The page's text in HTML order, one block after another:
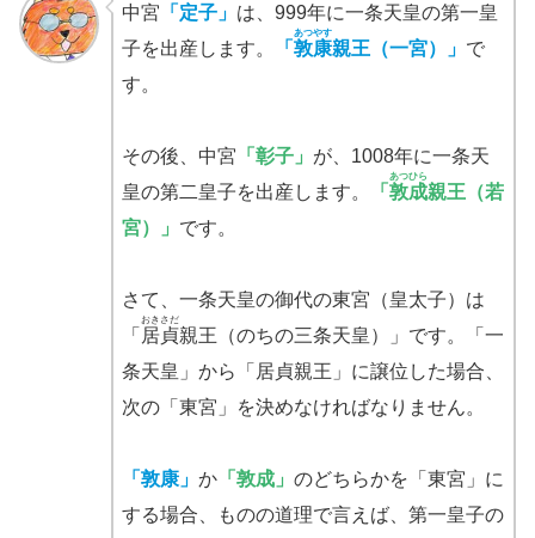
中宮 「定子」 は、999年に一条天皇の第一皇
子を出産します。
「 敦康
あつやす
親王（一宮）」 で
す。
その後、中宮 「彰子」 が、1008年に一条天
皇の第二皇子を出産します。
「 敦成
あつひら
親王（若
宮）」 です。
さて、一条天皇の御代の東宮（皇太子）は
「 居貞
おきさだ
親王（のちの三条天皇）」です。「一
条天皇」から「居貞親王」に譲位した場合、
次の「東宮」を決めなければなりません。
「敦康」 か「敦成」 のどちらかを「東宮」に
する場合、ものの道理で言えば、第一皇子の